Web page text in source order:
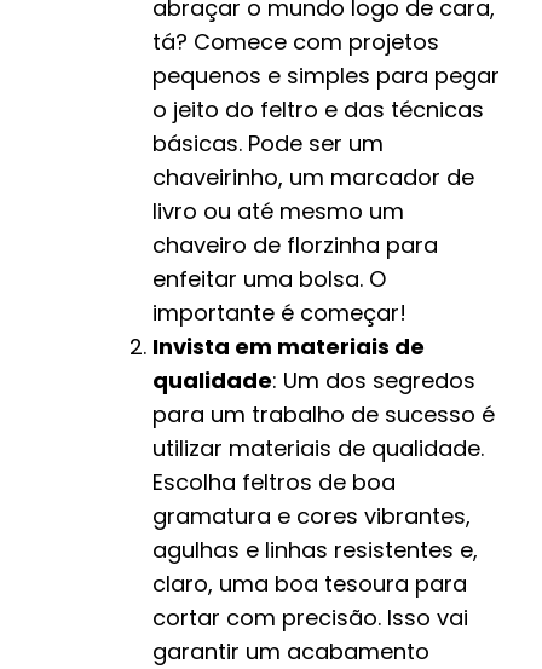
abraçar o mundo logo de cara,
tá? Comece com projetos
pequenos e simples para pegar
o jeito do feltro e das técnicas
básicas. Pode ser um
chaveirinho, um marcador de
livro ou até mesmo um
chaveiro de florzinha para
enfeitar uma bolsa. O
importante é começar!
Invista em materiais de
qualidade: Um dos segredos
para um trabalho de sucesso é
utilizar materiais de qualidade.
Escolha feltros de boa
gramatura e cores vibrantes,
agulhas e linhas resistentes e,
claro, uma boa tesoura para
cortar com precisão. Isso vai
garantir um acabamento